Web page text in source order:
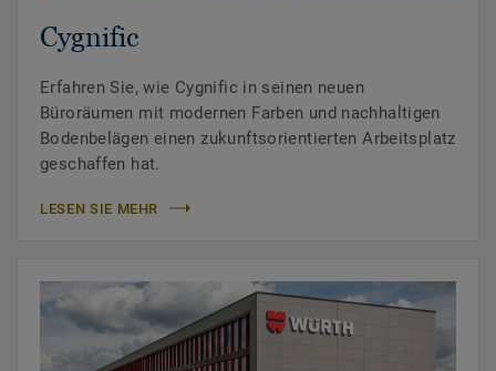
Cygnific
Erfahren Sie, wie Cygnific in seinen neuen
Büroräumen mit modernen Farben und nachhaltigen
Bodenbelägen einen zukunftsorientierten Arbeitsplatz
geschaffen hat.
LESEN SIE MEHR